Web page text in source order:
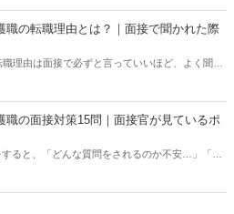
執筆者：ささえるラボ編集部、コラム／専門家：
職の転職理由とは？｜面接で聞かれた際
理由は面接で必ずと言っていいほど、よく聞か
メージを与えることもあるので、この記事では介
由をどのように伝えるべきか例文付きで解説しま
るラボ編集部】
職の面接対策15問｜面接官が見ているポ
ると、「どんな質問をされるのか不安…」「ど